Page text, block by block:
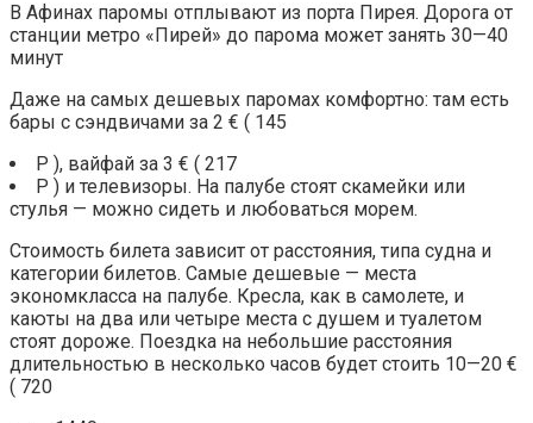
В Афинах паромы отплывают из порта Пирея. Дорога от
станции метро «Пирей» до парома может занять 30—40
минут
Даже на самых дешевых паромах комфортно: там есть
бары с сэндвичами за 2 € ( 145
Р ), вайфай за 3 € ( 217
Р ) и телевизоры. На палубе стоят скамейки или
стулья — можно сидеть и любоваться морем.
Стоимость билета зависит от расстояния, типа судна и
категории билетов. Самые дешевые — места
экономкласса на палубе. Кресла, как в самолете, и
каюты на два или четыре места с душем и туалетом
стоят дороже. Поездка на небольшие расстояния
длительностью в несколько часов будет стоить 10—20 €
( 720